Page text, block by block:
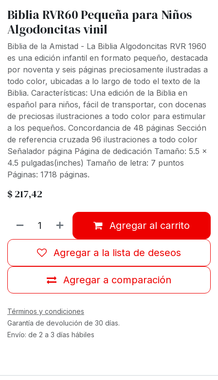
Biblia RVR60 Pequeña para Niños
Algodoncitas vinil
Biblia de la Amistad - La Biblia Algodoncitas RVR 1960
es una edición infantil en formato pequeño, destacada
por noventa y seis páginas preciosamente ilustradas a
todo color, ubicadas a lo largo de todo el texto de la
Biblia. Características: Una edición de la Biblia en
español para niños, fácil de transportar, con docenas
de preciosas ilustraciones a todo color para estimular
a los pequeños. Concordancia de 48 páginas Sección
de referencia cruzada 96 ilustraciones a todo color
Señalador página Página de dedicación Tamaño: 5.5 x
4.5 pulgadas(inches) Tamaño de letra: 7 puntos
Páginas: 1718 páginas.
$ 217,42
Agregar al carrito
Agregar a comparación
Agregar a la lista de deseos
Términos y condiciones
Garantía de devolución de 30 días.
Envío: de 2 a 3 días hábiles